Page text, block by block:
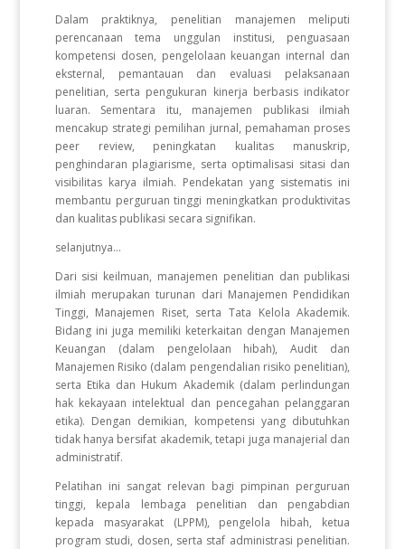
Dalam praktiknya, penelitian manajemen meliputi
perencanaan tema unggulan institusi, penguasaan
kompetensi dosen, pengelolaan keuangan internal dan
eksternal, pemantauan dan evaluasi pelaksanaan
penelitian, serta pengukuran kinerja berbasis indikator
luaran. Sementara itu, manajemen publikasi ilmiah
mencakup strategi pemilihan jurnal, pemahaman proses
peer review, peningkatan kualitas manuskrip,
penghindaran plagiarisme, serta optimalisasi sitasi dan
visibilitas karya ilmiah. Pendekatan yang sistematis ini
membantu perguruan tinggi meningkatkan produktivitas
dan kualitas publikasi secara signifikan.
selanjutnya...
Dari sisi keilmuan, manajemen penelitian dan publikasi
ilmiah merupakan turunan dari Manajemen Pendidikan
Tinggi, Manajemen Riset, serta Tata Kelola Akademik.
Bidang ini juga memiliki keterkaitan dengan Manajemen
Keuangan (dalam pengelolaan hibah), Audit dan
Manajemen Risiko (dalam pengendalian risiko penelitian),
serta Etika dan Hukum Akademik (dalam perlindungan
hak kekayaan intelektual dan pencegahan pelanggaran
etika). Dengan demikian, kompetensi yang dibutuhkan
tidak hanya bersifat akademik, tetapi juga manajerial dan
administratif.
Pelatihan ini sangat relevan bagi pimpinan perguruan
tinggi, kepala lembaga penelitian dan pengabdian
kepada masyarakat (LPPM), pengelola hibah, ketua
program studi, dosen, serta staf administrasi penelitian.